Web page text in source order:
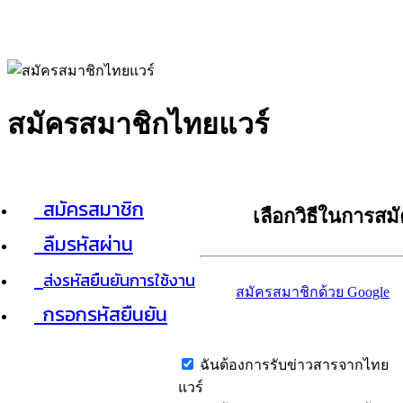
สมัครสมาชิกไทยแวร์
สมัครสมาชิก
ลืมรหัสผ่าน
ส่งรหัสยืนยันการใช้งาน
กรอกรหัสยืนยัน
เลือกวิธีในการส
สมัครสมาชิกด้วย Google
ฉันต้องการรับข่าวสารจากไทย
แวร์